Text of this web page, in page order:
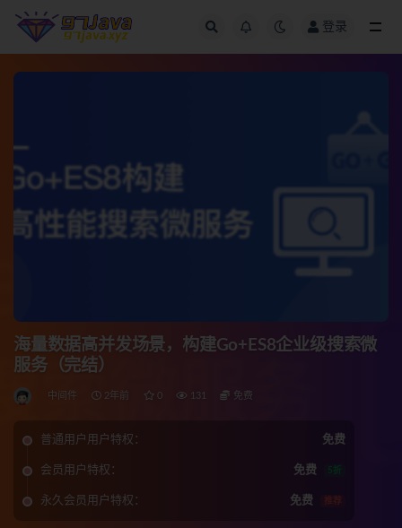
登录
海量数据高并发场景，构建Go+ES8企业级搜索微
服务（完结）
中间件 2年前 0 131 免费
普通用户用户特权： 免费
会员用户特权： 免费 5折
永久会员用户特权： 免费 推荐